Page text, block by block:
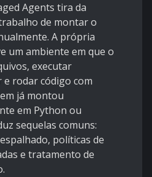
Agents tira da
de montar o
A própria
um ambiente em que o
executar
e rodar código com
já montou
em Python ou
sequelas comuns:
políticas de
e tratamento de